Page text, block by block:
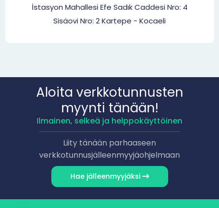
İstasyon Mahallesi Efe Sadık Caddesi Nro: 4
Sisäovi Nro: 2 Kartepe - Kocaeli
Aloita verkkotunnusten
myynti tänään!
Ilmainen, selkeä ja helppokäyttöinen
Liity tänään parhaaseen
verkkotunnusjälleenmyyjäohjelmaan
Hae jälleenmyyjäksi